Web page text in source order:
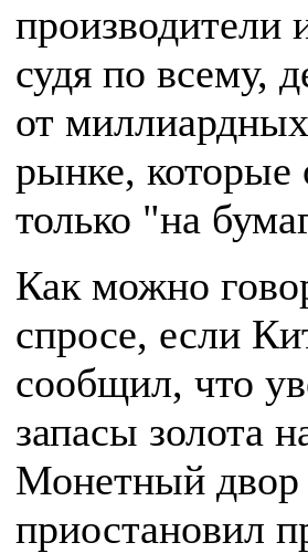
производители
судя по всему,
от
рынке, которые
только "на
Как можно
спросе, если
сообщил, что
запасы золота
Монетный
приостановил